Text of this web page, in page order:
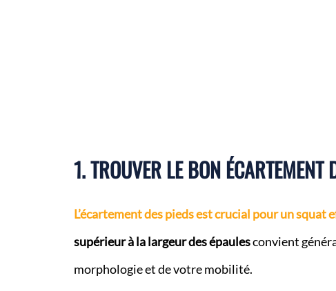
1. TROUVER LE BON ÉCARTEMENT
L’écartement des pieds est crucial pour un squat
supérieur à la largeur des épaulesconvient
morphologie et de votre mobilité.